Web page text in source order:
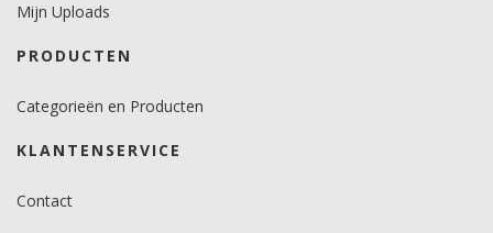
Mijn Uploads
PRODUCTEN
Categorieën en Producten
KLANTENSERVICE
Contact